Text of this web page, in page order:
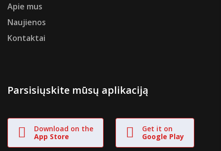
Apie mus
Naujienos
Kontaktai
Parsisiųskite mūsų aplikaciją
Download on the
App Store
Get it on
Google Play